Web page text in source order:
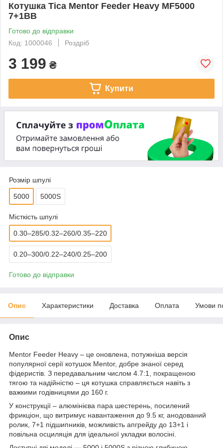
Котушка Tica Mentor Feeder Heavy MF5000
7+1BB
Готово до відправки
Код: 1000046
Роздріб
3 199 ₴
Купити
Розмір шпулі
5000 5000S
Місткість шпулі
0.30–285/0.32–260/0.35–220
0.20–300/0.22–240/0.25–200
Готово до відправки
Опис Характеристики Доставка Оплата Умови
Опис
Mentor Feeder Heavy – це оновлена, потужніша версія
популярної серії котушок Mentor, добре знаної серед
фідеристів. З передавальним числом 4.7:1, покращеною
тягою та надійністю – ця котушка справляється навіть з
важкими годівницями до 160 г.
У конструкції – алюмінієва пара шестерень, посилений
фрикціон, що витримує навантаження до 9.5 кг, анодований
ролик, 7+1 підшипників, можливість апгрейду до 13+1 і
повільна осциляція для ідеальної укладки волосіні.